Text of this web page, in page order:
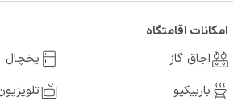
امکانات اقامتگاه
اجاق گاز
یخچال
باربیکیو